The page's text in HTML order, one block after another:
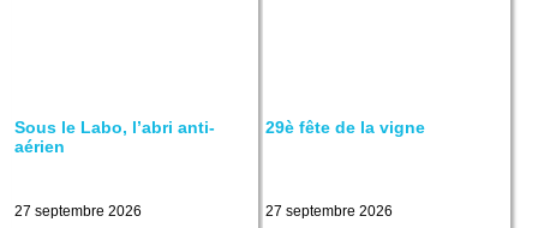
Sous le Labo, l’abri anti-
aérien
27 septembre 2026
29è fête de la vigne
27 septembre 2026